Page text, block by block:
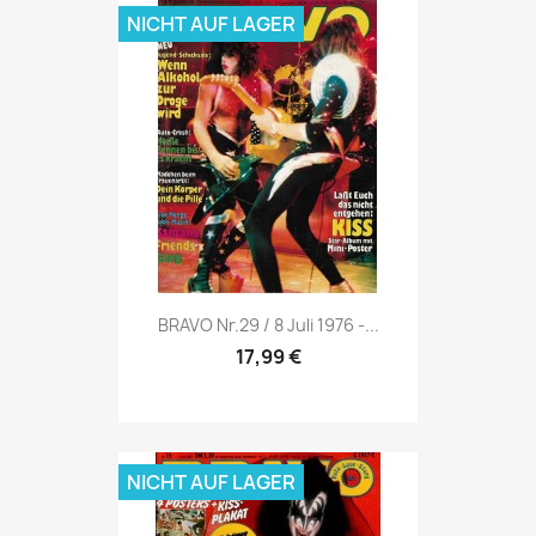
Vorschau
BRAVO Nr.29 / 8 Juli 1976 -...
17,99 €
NICHT AUF LAGER
NICHT AUF LAGER